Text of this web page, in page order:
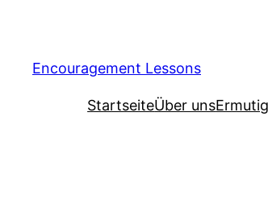
Encouragement Lessons
StartseiteÜber uns